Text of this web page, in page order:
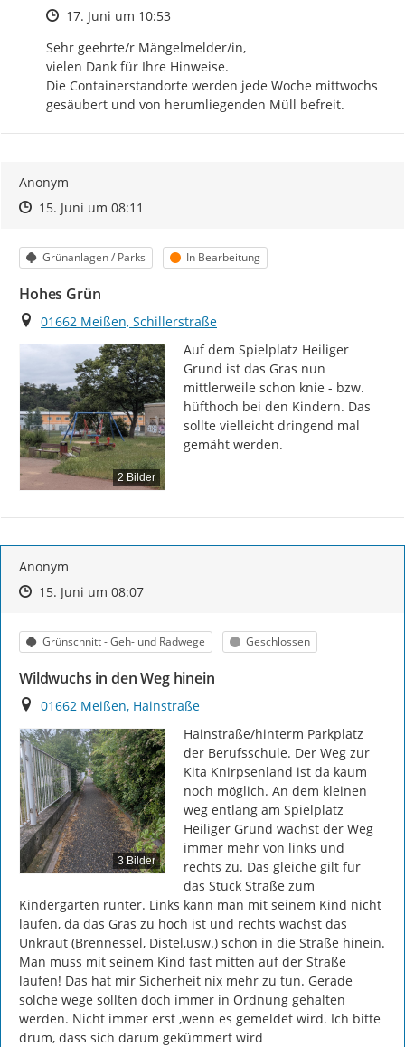
Zeitpunkt des Erstellens
17. Juni um 10:53
Sehr geehrte/r Mängelmelder/in,
vielen Dank für Ihre Hinweise.
Die Containerstandorte werden jede Woche mittwochs
gesäubert und von herumliegenden Müll befreit.
Anonym
Zeitpunkt des Erstellens
Zeitpunkt des Erstellens
15. Juni um 08:11
Kategorie
Grünanlagen / Parks Status
In Bearbeitung
Hohes Grün
Ort
01662 Meißen, Schillerstraße
2 Bilder
Auf dem Spielplatz Heiliger
Grund ist das Gras nun
mittlerweile schon knie - bzw.
hüfthoch bei den Kindern. Das
sollte vielleicht dringend mal
gemäht werden.
Anonym
Zeitpunkt des Erstellens
Zeitpunkt des Erstellens
15. Juni um 08:07Zur Äußerung
Kategorie
Grünschnitt - Geh- und Radwege Status
Geschlossen
Wildwuchs in den Weg hinein
Ort
01662 Meißen, Hainstraße
3 Bilder
Hainstraße/hinterm Parkplatz
der Berufsschule. Der Weg zur
Kita Knirpsenland ist da kaum
noch möglich. An dem kleinen
weg entlang am Spielplatz
Heiliger Grund wächst der Weg
immer mehr von links und
rechts zu. Das gleiche gilt für
das Stück Straße zum
Kindergarten runter. Links kann man mit seinem Kind nicht
laufen, da das Gras zu hoch ist und rechts wächst das
Unkraut (Brennessel, Distel,usw.) schon in die Straße hinein.
Man muss mit seinem Kind fast mitten auf der Straße
laufen! Das hat mir Sicherheit nix mehr zu tun. Gerade
solche wege sollten doch immer in Ordnung gehalten
werden. Nicht immer erst ,wenn es gemeldet wird. Ich bitte
drum, dass sich darum gekümmert wird